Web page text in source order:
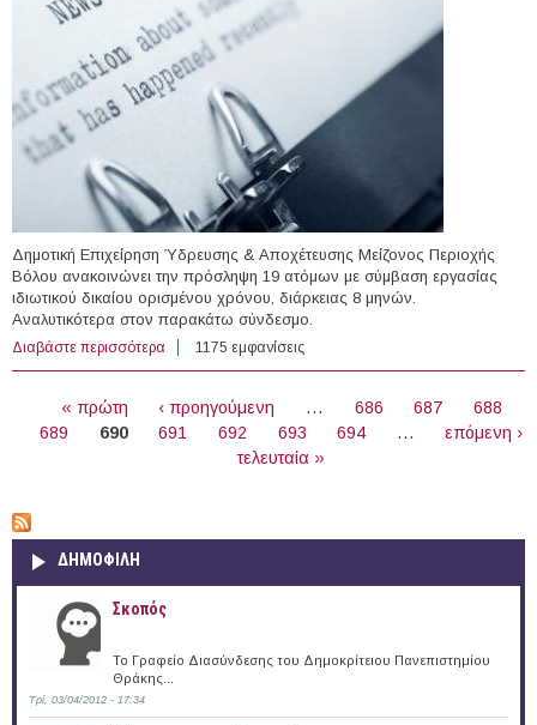
Δημοτική Επιχείρηση Ύδρευσης & Αποχέτευσης Μείζονος Περιοχής
Βόλου ανακοινώνει την πρόσληψη 19 ατόμων με σύμβαση εργασίας
ιδιωτικού δικαίου ορισμένου χρόνου, διάρκειας 8 μηνών.
Αναλυτικότερα στον παρακάτω σύνδεσμο.
Διαβάστε περισσότερα για 19 άτομα με Σύμβαση Ορισμένου Χρόνου στη
Δημοτική Επιχείρηση Ύδρευσης & Αποχέτευσης
1175 εμφανίσεις
« πρώτη ‹ προηγούμενη … 686 687
688
689
690 691 692 693 694 …
επόμενη ›
τελευταία »
ΔΗΜΟΦΙΛΗ
Σκοπός
Το Γραφείο Διασύνδεσης του Δημοκρίτειου Πανεπιστημίου
Θράκης...
Τρί, 03/04/2012 - 17:34